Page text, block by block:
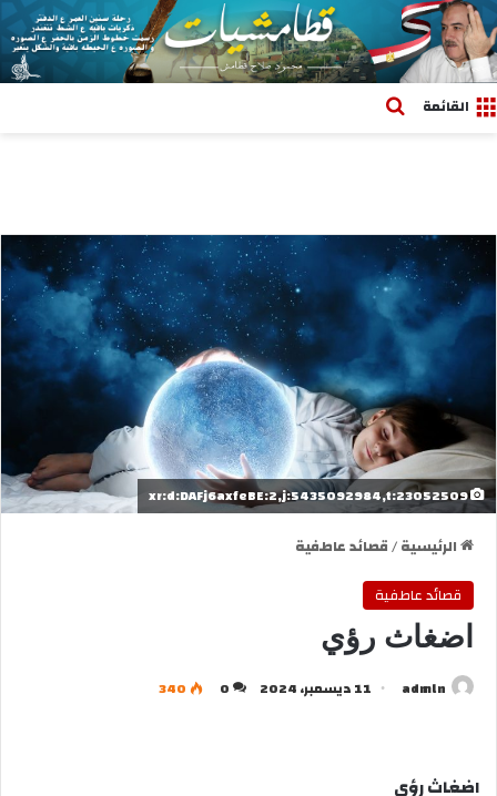
القائمة
xr:d:DAFj6axfeBE:2,j:5435092984,t:23052509
الرئيسية/قصائد عاطفية
قصائد عاطفية
اضغاث رؤي
admln 11 ديسمبر، 2024 0
340
اضغاث رؤي